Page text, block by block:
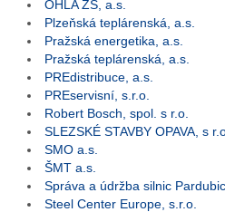
OHLA ŽS, a.s.
Plzeňská teplárenská, a.s.
Pražská energetika, a.s.
Pražská teplárenská, a.s.
PREdistribuce, a.s.
PREservisní, s.r.o.
Robert Bosch, spol. s r.o.
SLEZSKÉ STAVBY OPAVA, s
SMO a.s.
ŠMT a.s.
Správa a údržba silnic
Steel Center Europe, s.r.o.